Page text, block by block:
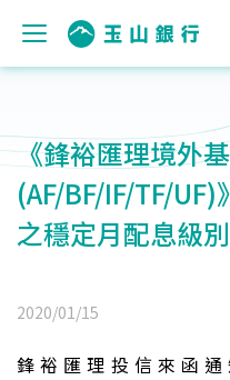
《鋒裕匯理境外
(AF/BF/IF/TF/
之穩定月配息級
2020/01/15
鋒裕匯理投信來函